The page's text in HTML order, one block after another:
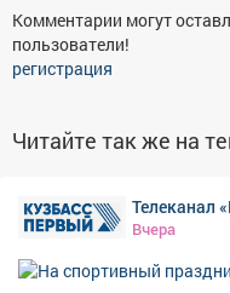
Комментарии могут
пользователи!
регистрация
Читайте так же на
Телеканал
Вчера